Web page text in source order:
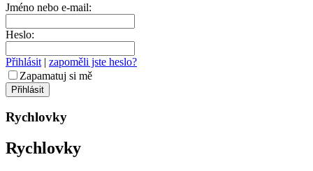
Jméno nebo e-mail:
Heslo:
Přihlásit | zapoměli jste heslo?
Zapamatuj si mě
Rychlovky
Rychlovky